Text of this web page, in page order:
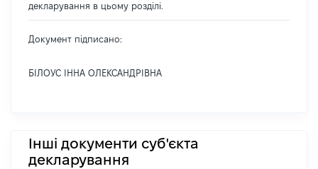
декларування в цьому розділі.
Документ підписано:
БІЛОУС ІННА ОЛЕКСАНДРІВНА
Інші документи суб'єкта
декларування